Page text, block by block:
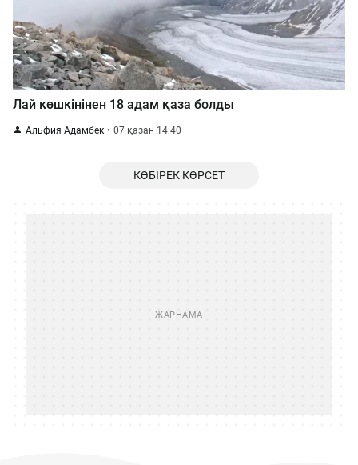
Лай көшкінінен 18 адам қаза болды
Альфия Адамбек 07 қазан 14:40
КӨБІРЕК КӨРСЕТ